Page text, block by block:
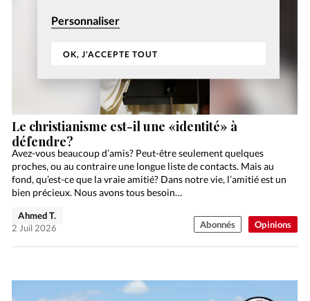
Personnaliser
OK, J'ACCEPTE TOUT
Opinions
Le christianisme est-il une «identité» à
défendre?
Avez-vous beaucoup d’amis? Peut-être seulement quelques
proches, ou au contraire une longue liste de contacts. Mais au
fond, qu’est-ce que la vraie amitié? Dans notre vie, l’amitié est un
bien précieux. Nous avons tous besoin…
Ahmed T.
2 Juil 2026
Abonnés